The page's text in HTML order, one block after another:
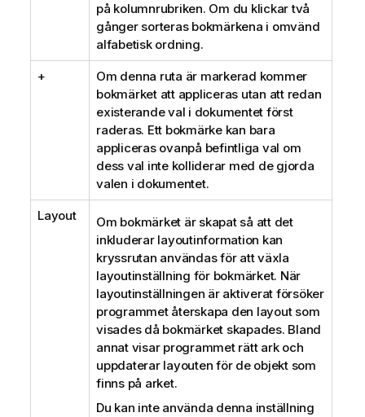
på kolumnrubriken. Om du klickar två
gånger sorteras bokmärkena i omvänd
alfabetisk ordning.
+
Om denna ruta är markerad kommer
bokmärket att appliceras utan att redan
existerande val i dokumentet först
raderas. Ett bokmärke kan bara
appliceras ovanpå befintliga val om
dess val inte kolliderar med de gjorda
valen i dokumentet.
Layout
Om bokmärket är skapat så att det
inkluderar layoutinformation kan
kryssrutan användas för att växla
layoutinställning för bokmärket. När
layoutinställningen är aktiverat försöker
programmet återskapa den layout som
visades då bokmärket skapades. Bland
annat visar programmet rätt ark och
uppdaterar layouten för de objekt som
finns på arket.
Du kan inte använda denna inställning